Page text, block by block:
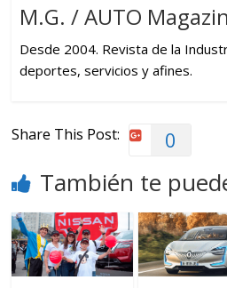
M.G. / AUTO
Desde 2004. Revista de la
deportes, servicios y afines.
Share This Post: 0
También te